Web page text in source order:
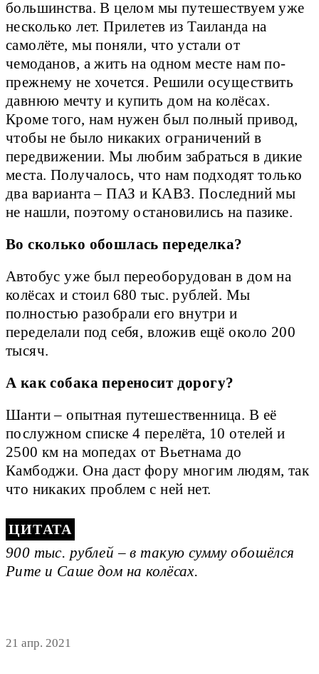
большинства. В целом мы путешествуем уже
несколько лет. Прилетев из Таиланда на
самолёте, мы поняли, что устали от
чемоданов, а жить на одном месте нам по-
прежнему не хочется. Решили осуществить
давнюю мечту и купить дом на колёсах.
Кроме того, нам нужен был полный привод,
чтобы не было никаких ограничений в
передвижении. Мы любим забраться в дикие
места. Получалось, что нам подходят только
два варианта – ПАЗ и КАВЗ. Последний мы
не нашли, поэтому остановились на пазике.
Во сколько обошлась переделка?
Автобус уже был переоборудован в дом на
колёсах и стоил 680 тыс. рублей. Мы
полностью разобрали его внутри и
переделали под себя, вложив ещё около 200
тысяч.
А как собака переносит дорогу?
Шанти – опытная путешественница. В её
послужном списке 4 перелёта, 10 отелей и
2500 км на мопедах от Вьетнама до
Камбоджи. Она даст фору многим людям, так
что никаких проблем с ней нет.
900 тыс. рублей – в такую сумму обошёлся
Рите и Саше дом на колёсах.
21 апр. 2021